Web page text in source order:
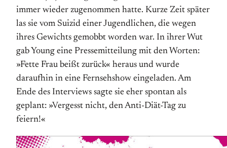
immer wieder zugenommen hatte. Kurze Zeit später
las sie vom Suizid einer Jugendlichen, die wegen
ihres Gewichts gemobbt worden war. In ihrer Wut
gab Young eine Presse­mitteilung mit den Worten:
»Fette Frau beißt zurück« heraus und wurde
daraufhin in eine Fernseh­show eingeladen. Am
Ende des Interviews sagte sie eher spontan als
geplant: »Vergesst nicht, den Anti-Diät-Tag zu
feiern!«